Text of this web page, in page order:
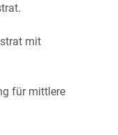
mit
für mittlere